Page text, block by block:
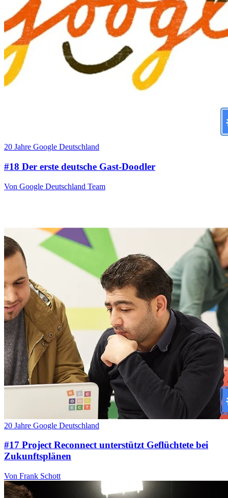
20 Jahre Google Deutschland
#18 Der erste deutsche Gast-Doodler
Von Google Deutschland Team
20 Jahre Google Deutschland
#17 Project Reconnect unterstützt Geflüchtete bei
Zukunftsplänen
Von Frank Schott